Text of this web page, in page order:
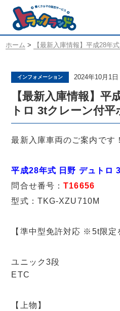
ホーム > 【最新入庫情報】平成28年
インフォメーション 2024年10月1日
【最新入庫情報】平
トロ 3tクレーン付平
最新入庫車両のご案内です！
平成28年式 日野 デュトロ
問合せ番号：T16656
型式：TKG-XZU710M
【準中型免許対応 ※5t限定
ユニック3段
ETC
【上物】